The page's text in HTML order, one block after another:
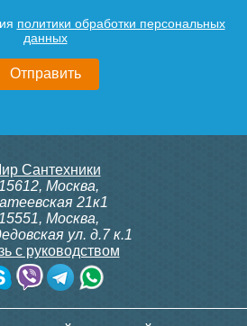
политики обработки персональных
данных
Сантехники
, Москва,
21к1
, Москва,
ул. д.7 к.1
с руководством